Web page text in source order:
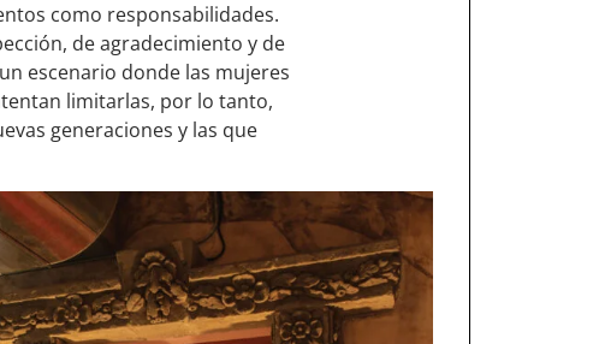
como responsabilidades.
de agradecimiento y de
escenario donde las mujeres
limitarlas, por lo tanto,
generaciones y las que